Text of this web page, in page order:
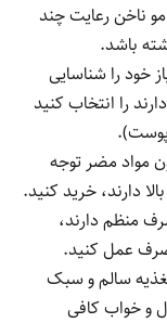
ناخن رعایت چند
باشد.
خود را شناسایی
را انتخاب کنید
پوست).
مواد مضر توجه
دارند، خرید کنید.
منظم دارند،
عمل کنید.
سالم و سبک
و خواب کافی